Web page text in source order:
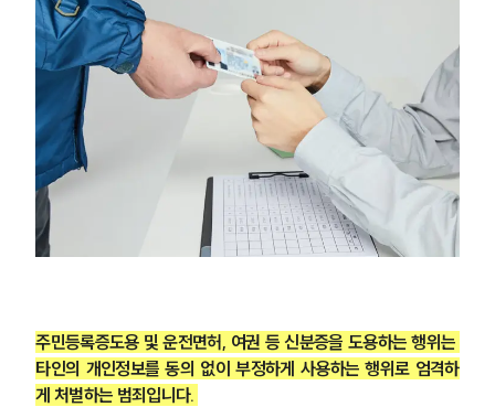
주민등록증도용 및 운전면허, 여권 등 신분증을 도용하는 행위는
타인의 개인정보를 동의 없이 부정하게 사용하는 행위로 엄격하
게 처벌하는 범죄입니다.